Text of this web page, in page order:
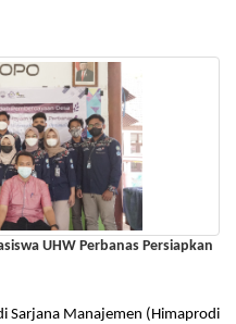
UHW Perbanas Persiapkan
Sarjana Manajemen (Himaprodi